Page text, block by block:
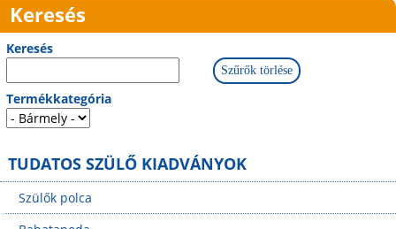
Keresés
Keresés
Termékkategória
TUDATOS SZÜLŐ KIADVÁNYOK
Szülők polca